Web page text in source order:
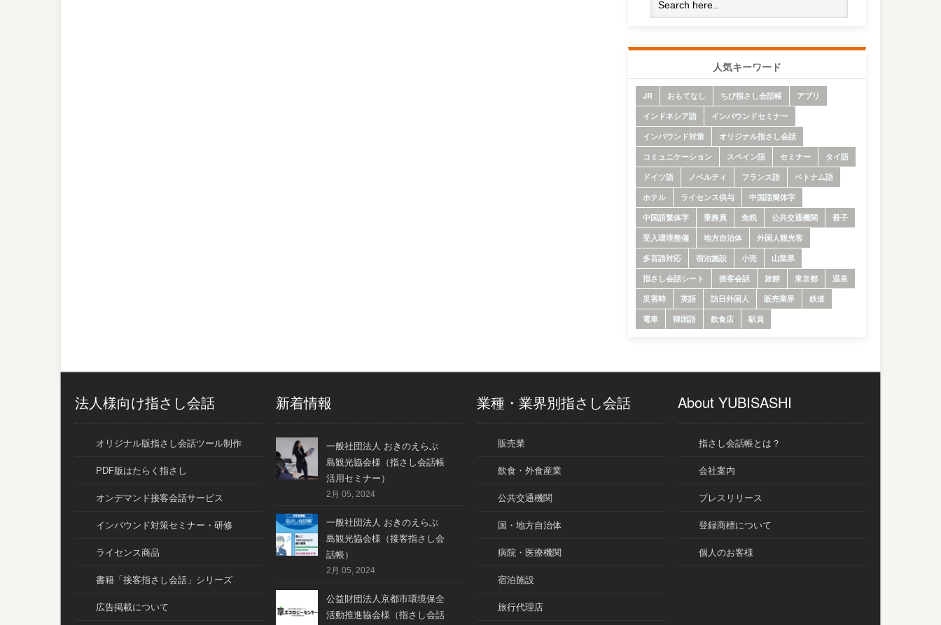
人気キーワード
JR おもてなし ちび指さし会話帳
アプリ
インドネシア語
インバウンドセミナー
インバウンド対策
オリジナル指さし会話
コミュニケーション
スペイン語 セミナー
タイ語
ドイツ語
ノベルティ フランス語
ベトナム語
ホテル
ライセンス供与
中国語簡体字
中国語繁体字
乗務員 免税 公共交通機関
冊子
受入環境整備
地方自治体
外国人観光客
多言語対応
宿泊施設 小売
山梨県
指さし会話シート
接客会話 旅館 東京都
温泉
災害時
英語 訪日外国人 販売業界
鉄道
電車
韓国語 飲食店 駅員
法人様向け指さし会話
オリジナル版指さし会話ツール制作
PDF版はたらく指さし
オンデマンド接客会話サービス
インバウンド対策セミナー・研修
ライセンス商品
書籍「接客指さし会話」シリーズ
広告掲載について
新着情報
一般社団法人 おきのえらぶ
島観光協会様（指さし会話帳
活用セミナー）
2月 05, 2024
一般社団法人 おきのえらぶ
島観光協会様（接客指さし会
話帳）
2月 05, 2024
公益財団法人京都市環境保全
活動推進協会様（指さし会話
業種・業界別指さし会話
販売業
飲食・外食産業
公共交通機関
国・地方自治体
病院・医療機関
宿泊施設
旅行代理店
About YUBISASHI
指さし会話帳とは？
会社案内
プレスリリース
登録商標について
個人のお客様